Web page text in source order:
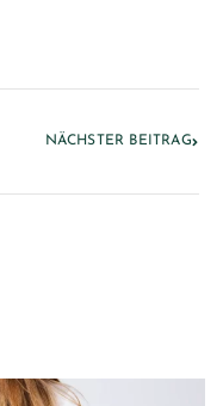
NÄCHSTER BEITRAG